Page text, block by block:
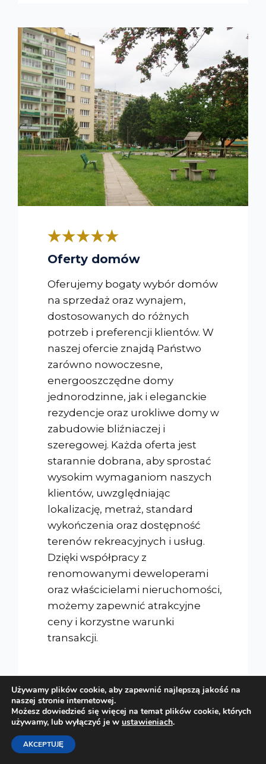
Oferty domów
Oferujemy bogaty wybór domów
na sprzedaż oraz wynajem,
dostosowanych do różnych
potrzeb i preferencji klientów. W
naszej ofercie znajdą Państwo
zarówno nowoczesne,
energooszczędne domy
jednorodzinne, jak i eleganckie
rezydencje oraz urokliwe domy w
zabudowie bliźniaczej i
szeregowej. Każda oferta jest
starannie dobrana, aby sprostać
wysokim wymaganiom naszych
klientów, uwzględniając
lokalizację, metraż, standard
wykończenia oraz dostępność
terenów rekreacyjnych i usług.
Dzięki współpracy z
renomowanymi deweloperami
oraz właścicielami nieruchomości,
możemy zapewnić atrakcyjne
ceny i korzystne warunki
transakcji.
Używamy plików cookie, aby zapewnić najlepszą jakość na
naszej stronie internetowej.
Możesz dowiedzieć się więcej na temat plików cookie, których
używamy, lub wyłączyć je w ustawieniach.
AKCEPTUJĘ